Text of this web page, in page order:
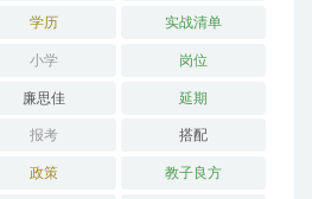
学历 实战清单
小学 岗位
廉思佳 延期
报考 搭配
政策 教子良方